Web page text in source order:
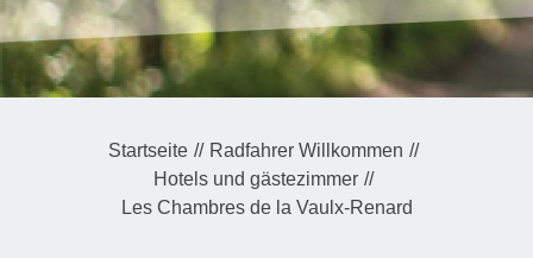
Startseite
Radfahrer Willkommen
Hotels und gästezimmer
Les Chambres de la Vaulx-Renard